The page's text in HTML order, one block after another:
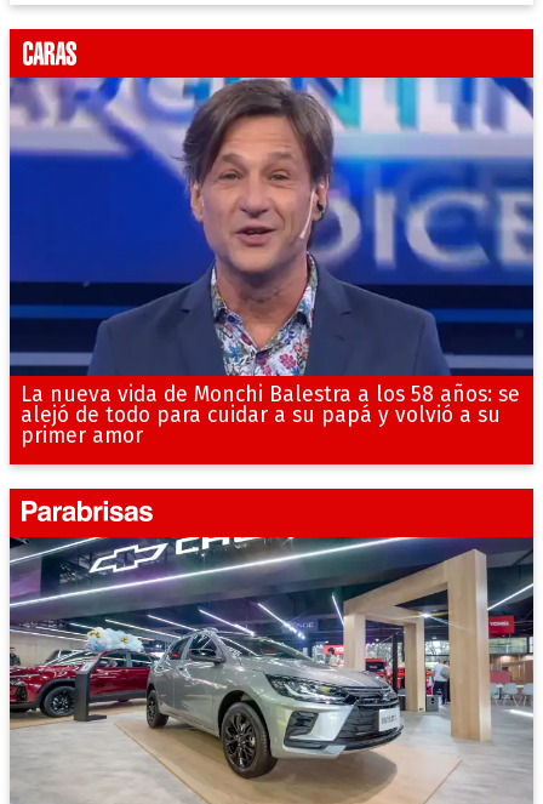
La nueva vida de Monchi Balestra a los 58 años: se
alejó de todo para cuidar a su papá y volvió a su
primer amor